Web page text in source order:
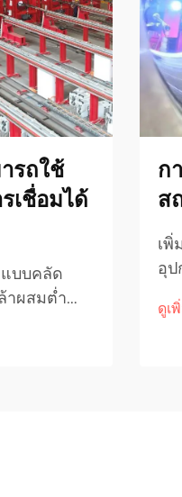
รถใช้
เชื่อมได้
บบคลัด
าผสมต่ำ
ในหลาก
ก
ส
เพิ่
อุป
ได้
ดูเ